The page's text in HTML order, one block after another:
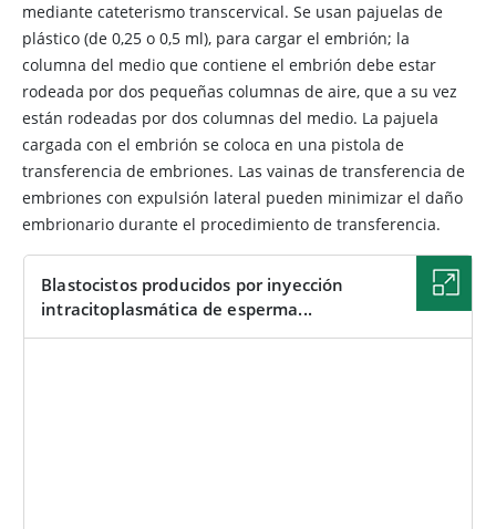
mediante cateterismo transcervical. Se usan pajuelas de
plástico (de 0,25 o 0,5 ml), para cargar el embrión; la
columna del medio que contiene el embrión debe estar
rodeada por dos pequeñas columnas de aire, que a su vez
están rodeadas por dos columnas del medio. La pajuela
cargada con el embrión se coloca en una pistola de
transferencia de embriones. Las vainas de transferencia de
embriones con expulsión lateral pueden minimizar el daño
embrionario durante el procedimiento de transferencia.
Blastocistos producidos por inyección
intracitoplasmática de esperma...